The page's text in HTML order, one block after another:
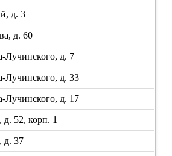
д. 3
д. 60
Лучинского, д. 7
Лучинского, д. 33
Лучинского, д. 17
52, корп. 1
д. 37